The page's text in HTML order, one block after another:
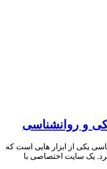
و روانشناسی
یکی از ابزار هایی است که
یک سایت اختصاصی با